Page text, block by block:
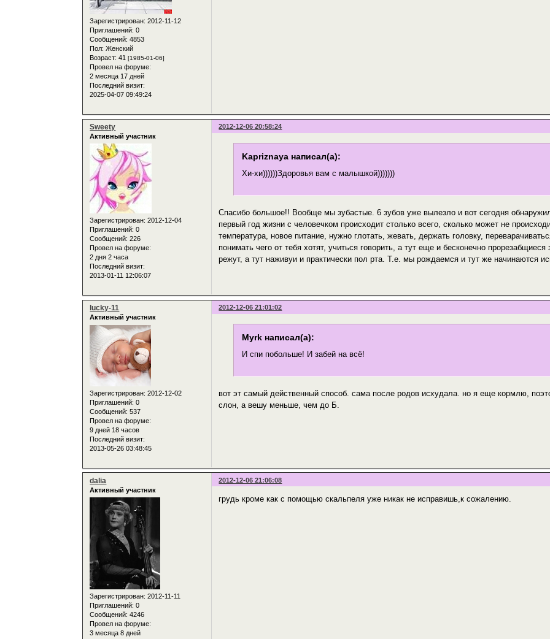
Зарегистрирован: 2012-11-12
Приглашений: 0
Сообщений: 4853
Пол: Женский
Возраст: 41[1985-01-06]
Провел на форуме:
2 месяца 17 дней
Последний визит:
2025-04-07 09:49:24
2012-12-06 20:58:24
Sweety
Активный участник
Зарегистрирован: 2012-12-04
Приглашений: 0
Сообщений: 226
Провел на форуме:
2 дня 2 часа
Последний визит:
2013-01-11 12:06:07
Kapriznaya написал(а):
Хи-хи))))))Здоровья вам с малышкой)))))))
Спасибо большое!! Вообще мы зубастые. 6 зубов уже вылезло и вот сегодня
первый год жизни с человечком происходит столько всего, сколько может не
температура, новое питание, нужно глотать, жевать, держать головку,
понимать чего от тебя хотят, учиться говорить, а тут еще и бесконечно
режут, а тут наживуи и практически пол рта. Т.е. мы рождаемся и тут же начинаются
2012-12-06 21:01:02
lucky-11
Активный участник
Зарегистрирован: 2012-12-02
Приглашений: 0
Сообщений: 537
Провел на форуме:
9 дней 18 часов
Последний визит:
2013-05-26 03:48:45
Myrk написал(а):
И спи побольше! И забей на всё!
вот эт самый действенный способ. сама после родов исхудала. но я еще кормлю,
слон, а вешу меньше, чем до Б.
2012-12-06 21:06:08
dalia
Активный участник
Зарегистрирован: 2012-11-11
Приглашений: 0
Сообщений: 4246
Провел на форуме:
3 месяца 8 дней
грудь кроме как с помощью скальпеля уже никак не исправишь,к сожалению.